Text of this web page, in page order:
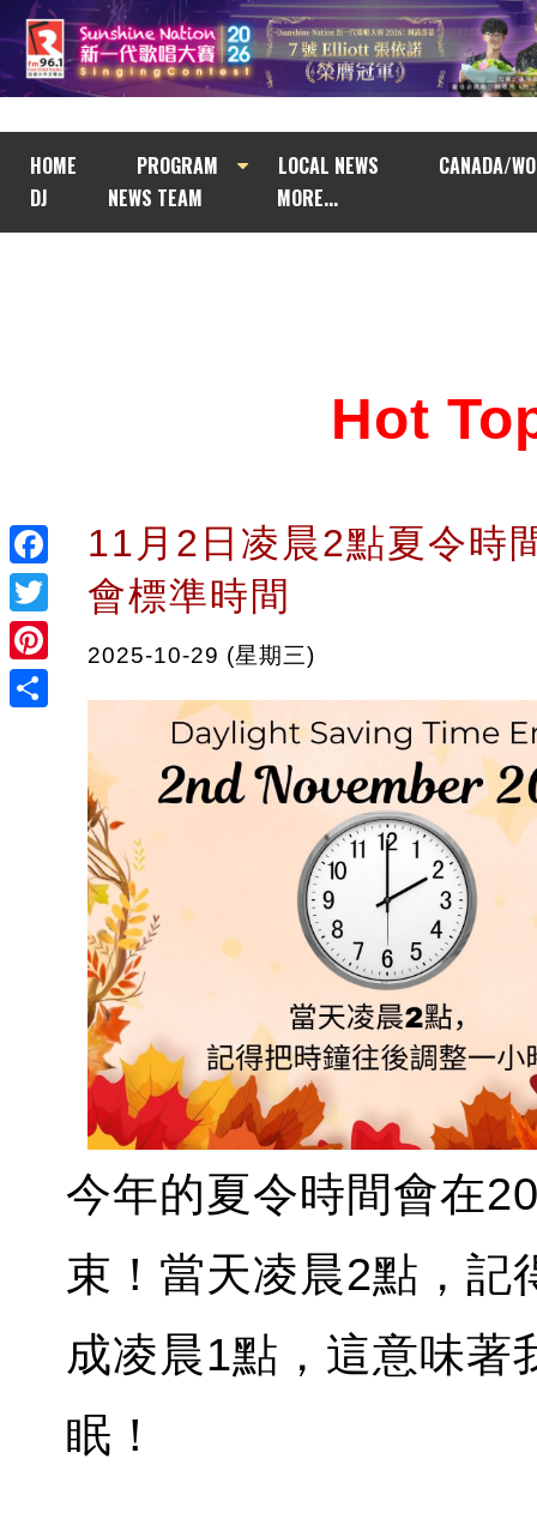
HOME PROGRAM LOCAL NEWS
CANADA/
DJ
NEWS TEAM MORE...
Facebook
Twitter
Pinterest
Hot
11月2日凌晨2點夏令時
會標準時間
2025-10-29 (星期三)
今年的夏令時間會在
束！當天凌晨2點，記
成凌晨1點，這意味著
眠！